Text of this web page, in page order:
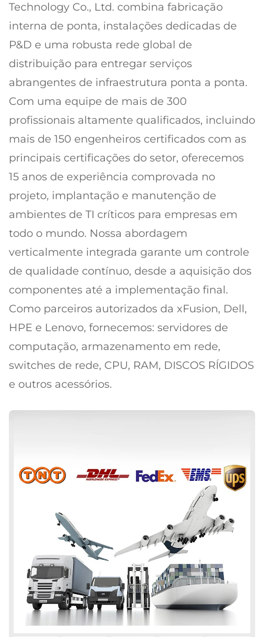
Technology Co., Ltd. combina fabricação
interna de ponta, instalações dedicadas de
P&D e uma robusta rede global de
distribuição para entregar serviços
abrangentes de infraestrutura ponta a ponta.
Com uma equipe de mais de 300
profissionais altamente qualificados, incluindo
mais de 150 engenheiros certificados com as
principais certificações do setor, oferecemos
15 anos de experiência comprovada no
projeto, implantação e manutenção de
ambientes de TI críticos para empresas em
todo o mundo. Nossa abordagem
verticalmente integrada garante um controle
de qualidade contínuo, desde a aquisição dos
componentes até a implementação final.
Como parceiros autorizados da xFusion, Dell,
HPE e Lenovo, fornecemos: servidores de
computação, armazenamento em rede,
switches de rede, CPU, RAM, DISCOS RÍGIDOS
e outros acessórios.